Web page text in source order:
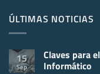
ÚLTIMAS NOTICIAS
15
Sep
Claves para
Informático